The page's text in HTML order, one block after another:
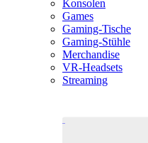
Konsolen
Games
Gaming-Tische
Gaming-Stühle
Merchandise
VR-Headsets
Streaming